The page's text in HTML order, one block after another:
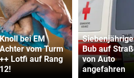
Knoll bei EM
Achter vom Turm
++ Lotfi auf Rang
12!
Bub auf
von Auto
angefahren